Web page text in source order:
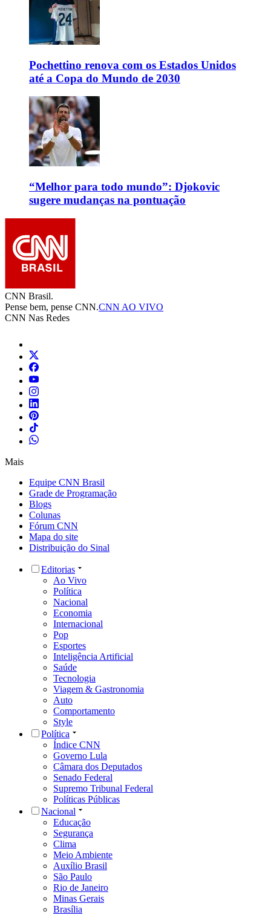
Pochettino renova com os Estados Unidos
até a Copa do Mundo de 2030
“Melhor para todo mundo”: Djokovic
sugere mudanças na pontuação
CNN Brasil.
Pense bem, pense CNN.CNN AO VIVO
CNN Nas Redes
Mais
Equipe CNN Brasil
Grade de Programação
Blogs
Colunas
Fórum CNN
Mapa do site
Distribuição do Sinal
Editorias
Ao Vivo
Política
Nacional
Economia
Internacional
Pop
Esportes
Inteligência Artificial
Saúde
Tecnologia
Viagem & Gastronomia
Auto
Comportamento
Style
Política
Índice CNN
Governo Lula
Câmara dos Deputados
Senado Federal
Supremo Tribunal Federal
Políticas Públicas
Nacional
Educação
Segurança
Clima
Meio Ambiente
Auxílio Brasil
São Paulo
Rio de Janeiro
Minas Gerais
Brasília